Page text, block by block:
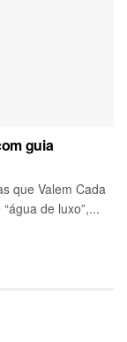
guia
que Valem Cada
de luxo”,...